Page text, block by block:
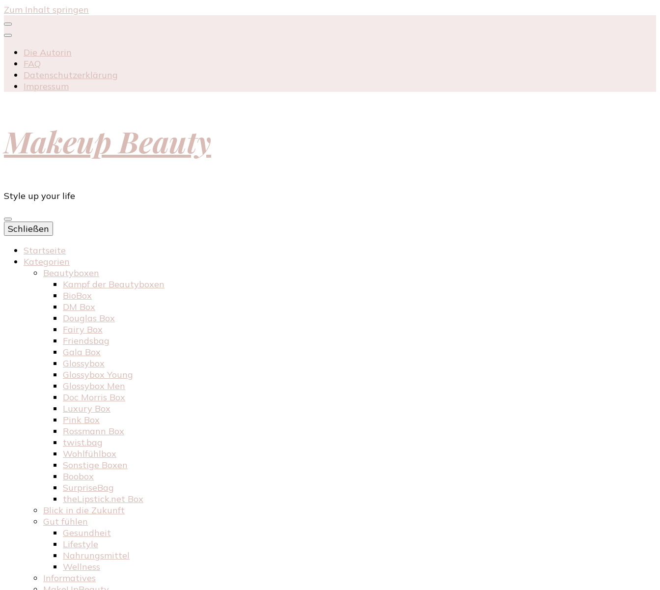
Zum Inhalt springen
Die Autorin
FAQ
Datenschutzerklärung
Impressum
Makeup Beauty
Style up your life
Schließen
Startseite
Kategorien
Beautyboxen
Kampf der Beautyboxen
BioBox
DM Box
Douglas Box
Fairy Box
Friendsbag
Gala Box
Glossybox
Glossybox Young
Glossybox Men
Doc Morris Box
Luxury Box
Pink Box
Rossmann Box
twist.bag
Wohlfühlbox
Sonstige Boxen
Boobox
SurpriseBag
theLipstick.net Box
Blick in die Zukunft
Gut fühlen
Gesundheit
Lifestyle
Nahrungsmittel
Wellness
Informatives